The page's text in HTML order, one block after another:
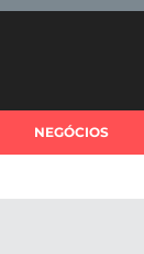
NEGÓCIOS